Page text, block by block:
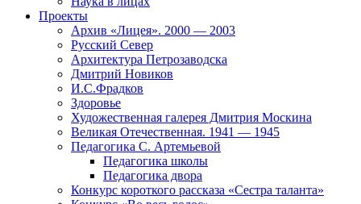
Проекты
Архив «Лицея». 2000 — 2003
Русский Север
Архитектура Петрозаводска
Дмитрий Новиков
И.С.Фрадков
Здоровье
Художественная галерея Дмитрия Москина
Великая Отечественная. 1941 — 1945
Педагогика С. Артемьевой
Педагогика школы
Педагогика двора
Конкурс короткого рассказа «Сестра таланта»